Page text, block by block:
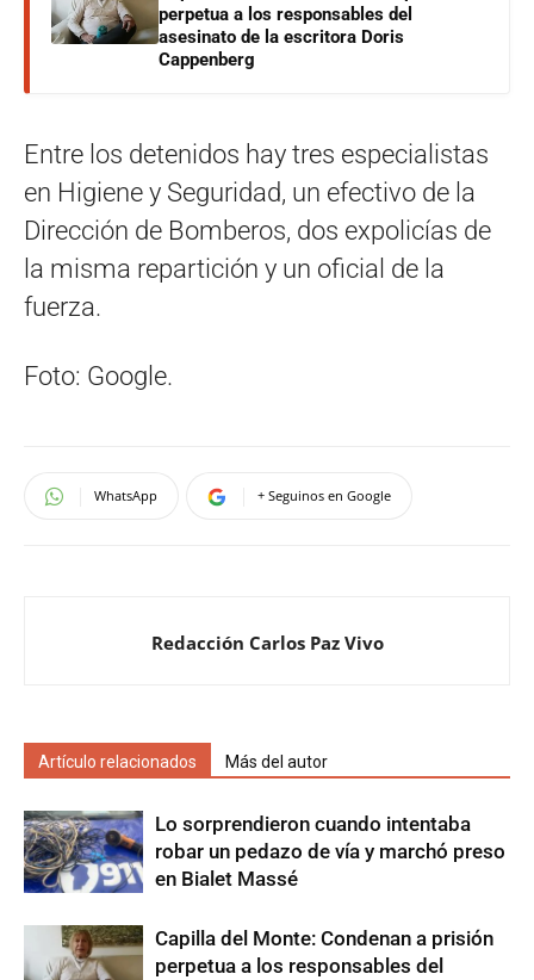
perpetua a los responsables del
asesinato de la escritora Doris
Cappenberg
Entre los detenidos hay tres especialistas
en Higiene y Seguridad, un efectivo de la
Dirección de Bomberos, dos expolicías de
la misma repartición y un oficial de la
fuerza.
Foto: Google.
WhatsApp + Seguinos en Google
Redacción Carlos Paz Vivo
Artículo relacionados Más del autor
Lo sorprendieron cuando intentaba
robar un pedazo de vía y marchó preso
en Bialet Massé
Capilla del Monte: Condenan a prisión
perpetua a los responsables del